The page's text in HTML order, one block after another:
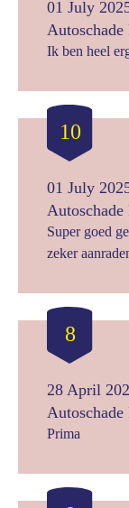
01 July
Ik ben heel
10
01 July
Super goed
zeker
8
28 April
Prima